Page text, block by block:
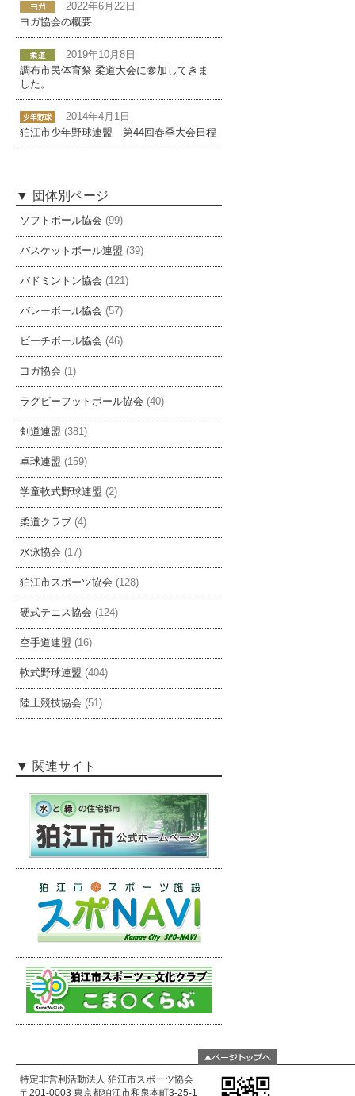
2022年6月22日
ヨガ協会の概要
2019年10月8日
調布市民体育祭 柔道大会に参加してきま
した。
2014年4月1日
狛江市少年野球連盟 第44回春季大会日程
団体別ページ
ソフトボール協会 (99)
バスケットボール連盟 (39)
バドミントン協会 (121)
バレーボール協会 (57)
ビーチボール協会 (46)
ヨガ協会 (1)
ラグビーフットボール協会 (40)
剣道連盟 (381)
卓球連盟 (159)
学童軟式野球連盟 (2)
柔道クラブ (4)
水泳協会 (17)
狛江市スポーツ協会 (128)
硬式テニス協会 (124)
空手道連盟 (16)
軟式野球連盟 (404)
陸上競技協会 (51)
関連サイト
特定非営利活動法人 狛江市スポーツ協会
〒201-0003 東京都狛江市和泉本町3-25-1